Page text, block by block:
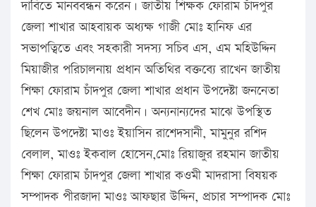
দাবিতে মানববন্ধন করেন। জাতীয় শিক্ষক ফোরাম চাঁদপুর
জেলা শাখার আহবায়ক অধ্যক্ষ গাজী মোঃ হানিফ এর
সভাপত্বিতে এবং সহকারী সদস্য সচিব এস, এম মহিউদ্দিন
মিয়াজীর পরিচালনায় প্রধান অতিথির বক্তব্যে রাখেন জাতীয়
শিক্ষা ফোরাম চাঁদপুর জেলা শাখার প্রধান উপদেষ্টা জননেতা
শেখ মোঃ জয়নাল আবেদীন। অন্যনান্যদের মাঝে উপস্থিত
ছিলেন উপদেষ্টা মাওঃ ইয়াসিন রাশেদসানী, মামুনুর রশিদ
বেলাল, মাওঃ ইকবাল হোসেন,মোঃ রিয়াজুর রহমান জাতীয়
শিক্ষা ফোরাম চাঁদপুর জেলা শাখার কওমী মাদরাসা বিষয়ক
সম্পাদক পীরজাদা মাওঃ আফছার উদ্দিন, প্রচার সম্পাদক মোঃ